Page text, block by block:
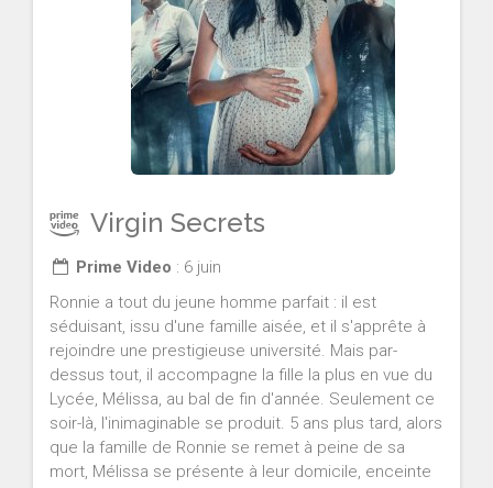
Virgin Secrets
Prime Video : 6 juin
Ronnie a tout du jeune homme parfait : il est
séduisant, issu d'une famille aisée, et il s'apprête à
rejoindre une prestigieuse université. Mais par-
dessus tout, il accompagne la fille la plus en vue du
Lycée, Mélissa, au bal de fin d'année. Seulement ce
soir-là, l'inimaginable se produit. 5 ans plus tard, alors
que la famille de Ronnie se remet à peine de sa
mort, Mélissa se présente à leur domicile, enceinte